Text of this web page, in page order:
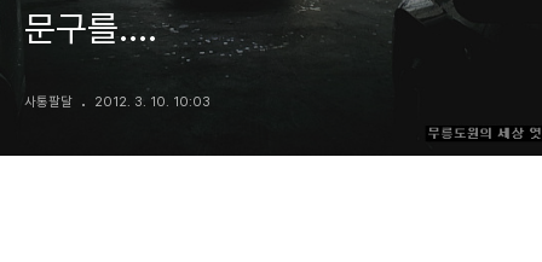
문구를....
사통팔달 2012. 3. 10. 10:03